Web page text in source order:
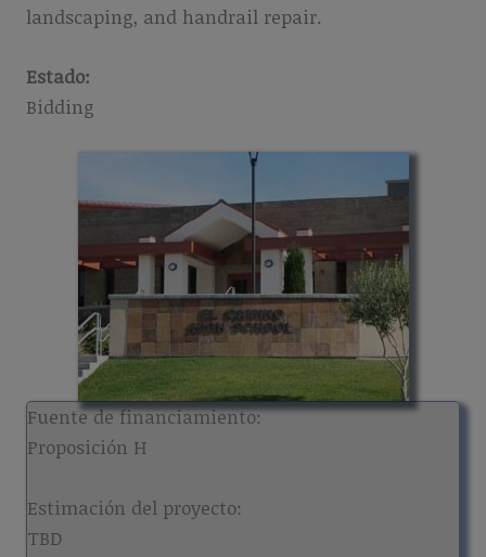
landscaping, and handrail repair.
Estado:
Bidding
Fuente de financiamiento:
Proposición H
Estimación del proyecto:
TBD